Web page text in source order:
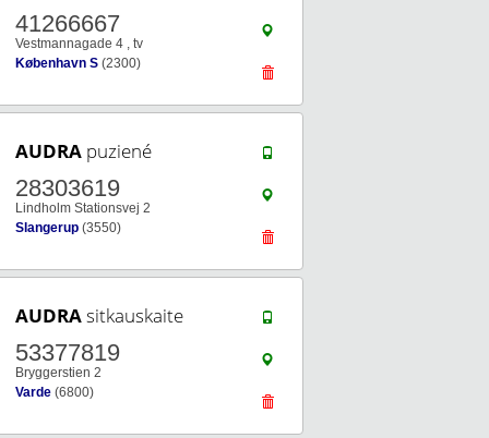
41266667
Vestmannagade 4 , tv
København S (2300)
AUDRA puziené
28303619
Lindholm Stationsvej 2
Slangerup (3550)
AUDRAsitkauskaite
53377819
Bryggerstien 2
Varde (6800)